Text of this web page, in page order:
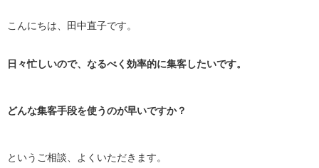
こんにちは、田中直子です。
日々忙しいので、なるべく効率的に集客したいです。
どんな集客手段を使うのが早いですか？
というご相談、よくいただきます。